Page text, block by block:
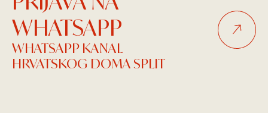
WHATSAPP
WHATSAPP KANAL
HRVATSKOG DOMA SPLIT